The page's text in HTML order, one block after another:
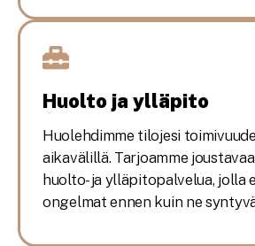
Huolto ja ylläpito
Huolehdimme tilojesi
aikavälillä. Tarjoamme
huolto- ja ylläpitopalvelua, jolla
ongelmat ennen kuin ne